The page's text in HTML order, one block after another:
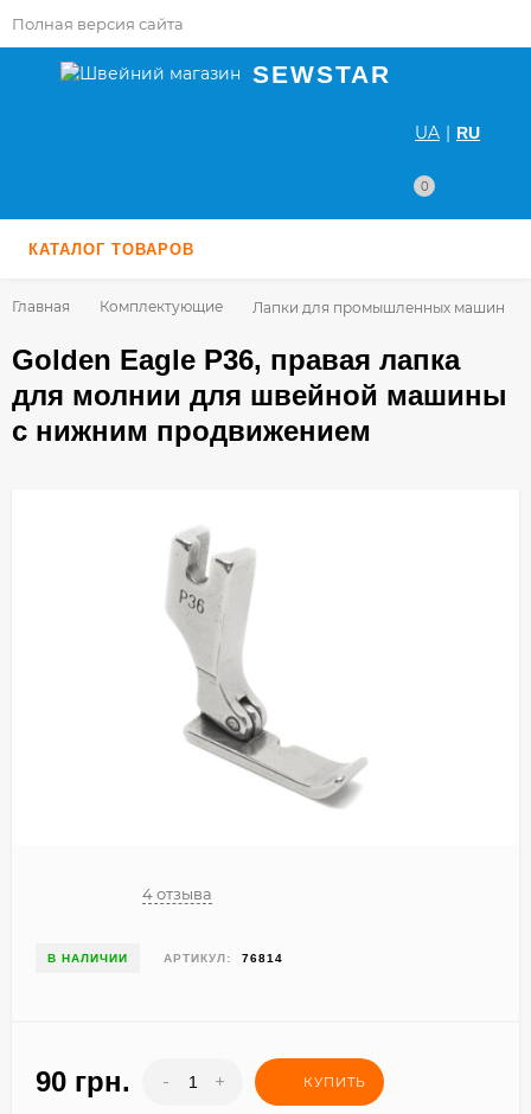
Полная версия сайта
UA | RU
0
SEWSTAR
КАТАЛОГ ТОВАРОВ
Главная Комплектующие Лапки для промышленных машин
Golden Eagle P36, правая лапка
для молнии для швейной машины
с нижним продвижением
4 отзыва
В НАЛИЧИИ АРТИКУЛ: 76814
90 грн. - + КУПИТЬ